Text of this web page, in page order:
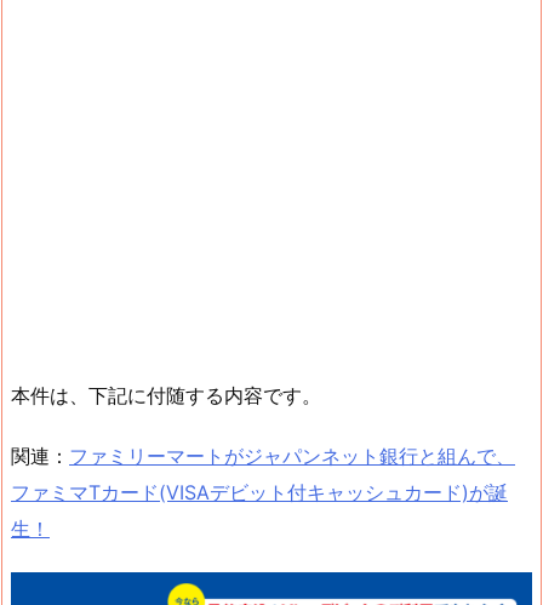
本件は、下記に付随する内容です。
関連： ファミリーマートがジャパンネット銀行と組んで、
ファミマTカード(VISAデビット付キャッシュカード)が誕
生！